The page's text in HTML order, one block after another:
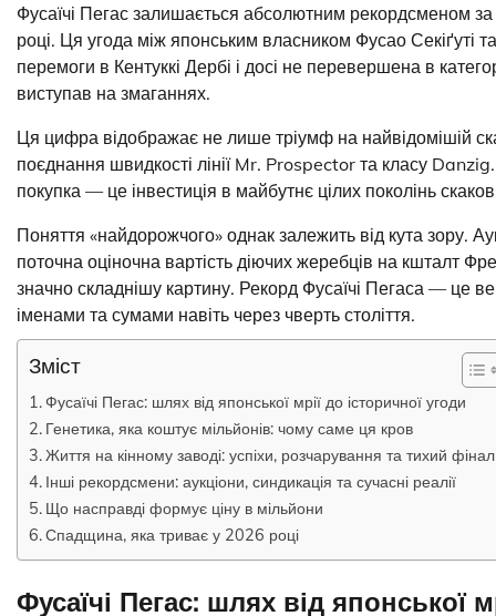
Фусаїчі Пегас залишається абсолютним рекордсменом
році. Ця угода між японським власником Фусао Секіґуті
перемоги в Кентуккі Дербі і досі не перевершена в
виступав на змаганнях.
Ця цифра відображає не лише тріумф на найвідомішій
поєднання швидкості лінії Mr. Prospector та класу
покупка — це інвестиція в майбутнє цілих поколінь
Поняття «найдорожчого» однак залежить від кута зору.
поточна оціночна вартість діючих жеребців на кшталт
значно складнішу картину. Рекорд Фусаїчі Пегаса — це
іменами та сумами навіть через чверть століття.
Зміст
Фусаїчі Пегас: шлях від японської мрії до історичної угоди
Генетика, яка коштує мільйонів: чому саме ця кров
Життя на кінному заводі: успіхи, розчарування та тихий фінал
Інші рекордсмени: аукціони, синдикація та сучасні реалії
Що насправді формує ціну в мільйони
Спадщина, яка триває у 2026 році
Фусаїчі Пегас: шлях від японської